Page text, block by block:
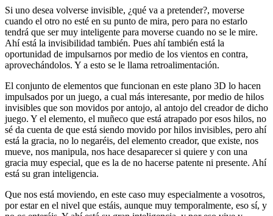
Si uno desea volverse invisible, ¿qué va a pretender?, moverse
cuando el otro no esté en su punto de mira, pero para no estarlo
tendrá que ser muy inteligente para moverse cuando no se le mire.
Ahí está la invisibilidad también. Pues ahí también está la
oportunidad de impulsarnos por medio de los vientos en contra,
aprovechándolos. Y a esto se le llama retroalimentación.
El conjunto de elementos que funcionan en este plano 3D lo hacen
impulsados por un juego, a cual más interesante, por medio de hilos
invisibles que son movidos por antojo, al antojo del creador de dicho
juego. Y el elemento, el muñeco que está atrapado por esos hilos, no
sé da cuenta de que está siendo movido por hilos invisibles, pero ahí
está la gracia, no lo negaréis, del elemento creador, que existe, nos
mueve, nos manipula, nos hace desaparecer si quiere y con una
gracia muy especial, que es la de no hacerse patente ni presente. Ahí
está su gran inteligencia.
Que nos está moviendo, en este caso muy especialmente a vosotros,
por estar en el nivel que estáis, aunque muy temporalmente, eso sí, y